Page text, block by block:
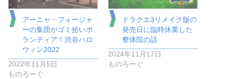
アーニャ・フォージャ
ーの集団がゴミ拾いボ
ランティア！渋谷ハロ
ウィン2022
2022年11月5日
ものろーぐ
ドラクエ3リメイク版の
発売日に臨時休業した
整体院の話
2024年11月17日
ものろーぐ